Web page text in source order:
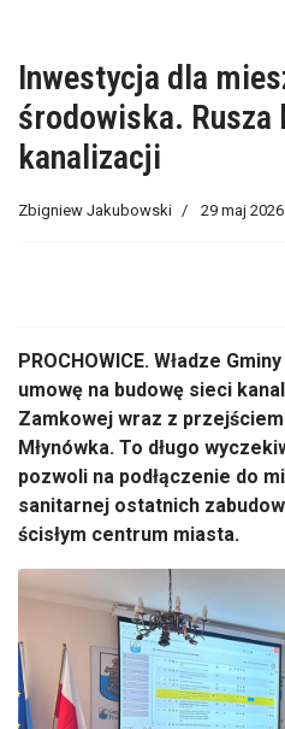
Inwestycja dla
środowiska. Rusza
kanalizacji
Zbigniew Jakubowski 29 maj
PROCHOWICE. Władze
umowę na budowę sieci
Zamkowej wraz z
Młynówka. To długo
pozwoli na podłączenie do
sanitarnej ostatnich
ścisłym centrum miasta.